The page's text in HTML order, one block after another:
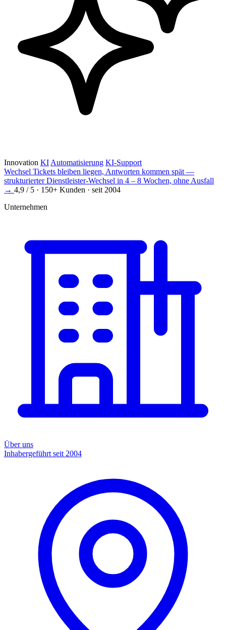
Innovation KI Automatisierung KI-Support
Wechsel Tickets bleiben liegen, Antworten kommen spät —
strukturierter Dienstleister-Wechsel in 4 – 8 Wochen, ohne Ausfall
→ 4,9 / 5 · 150+ Kunden · seit 2004
Unternehmen
Über uns
Inhabergeführt seit 2004